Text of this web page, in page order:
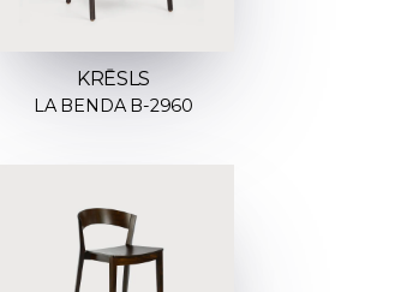
KRĒSLS
LA BENDA B-2960